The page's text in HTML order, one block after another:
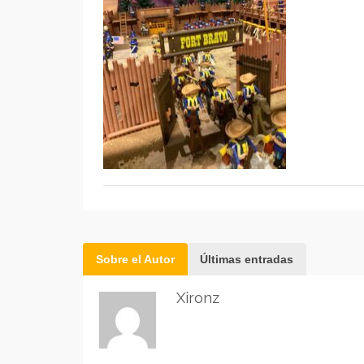
Sobre el Autor Últimas entradas
Xironz